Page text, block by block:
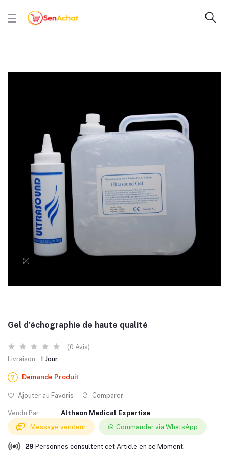
Gel d'échographie de haute qualité
(0 Avis)
Livraison: 1 Jour
Demande Produit
Ajouter au Favoris Comparer
Vendu Par
Altheon Medical Expertise
Message vendeur
Commander via WhatsApp
29 Personnes consultent cet Article en ce Moment.